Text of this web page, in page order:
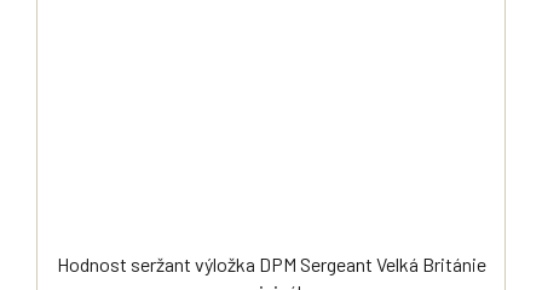
Hodnost seržant výložka DPM Sergeant Velká Británie